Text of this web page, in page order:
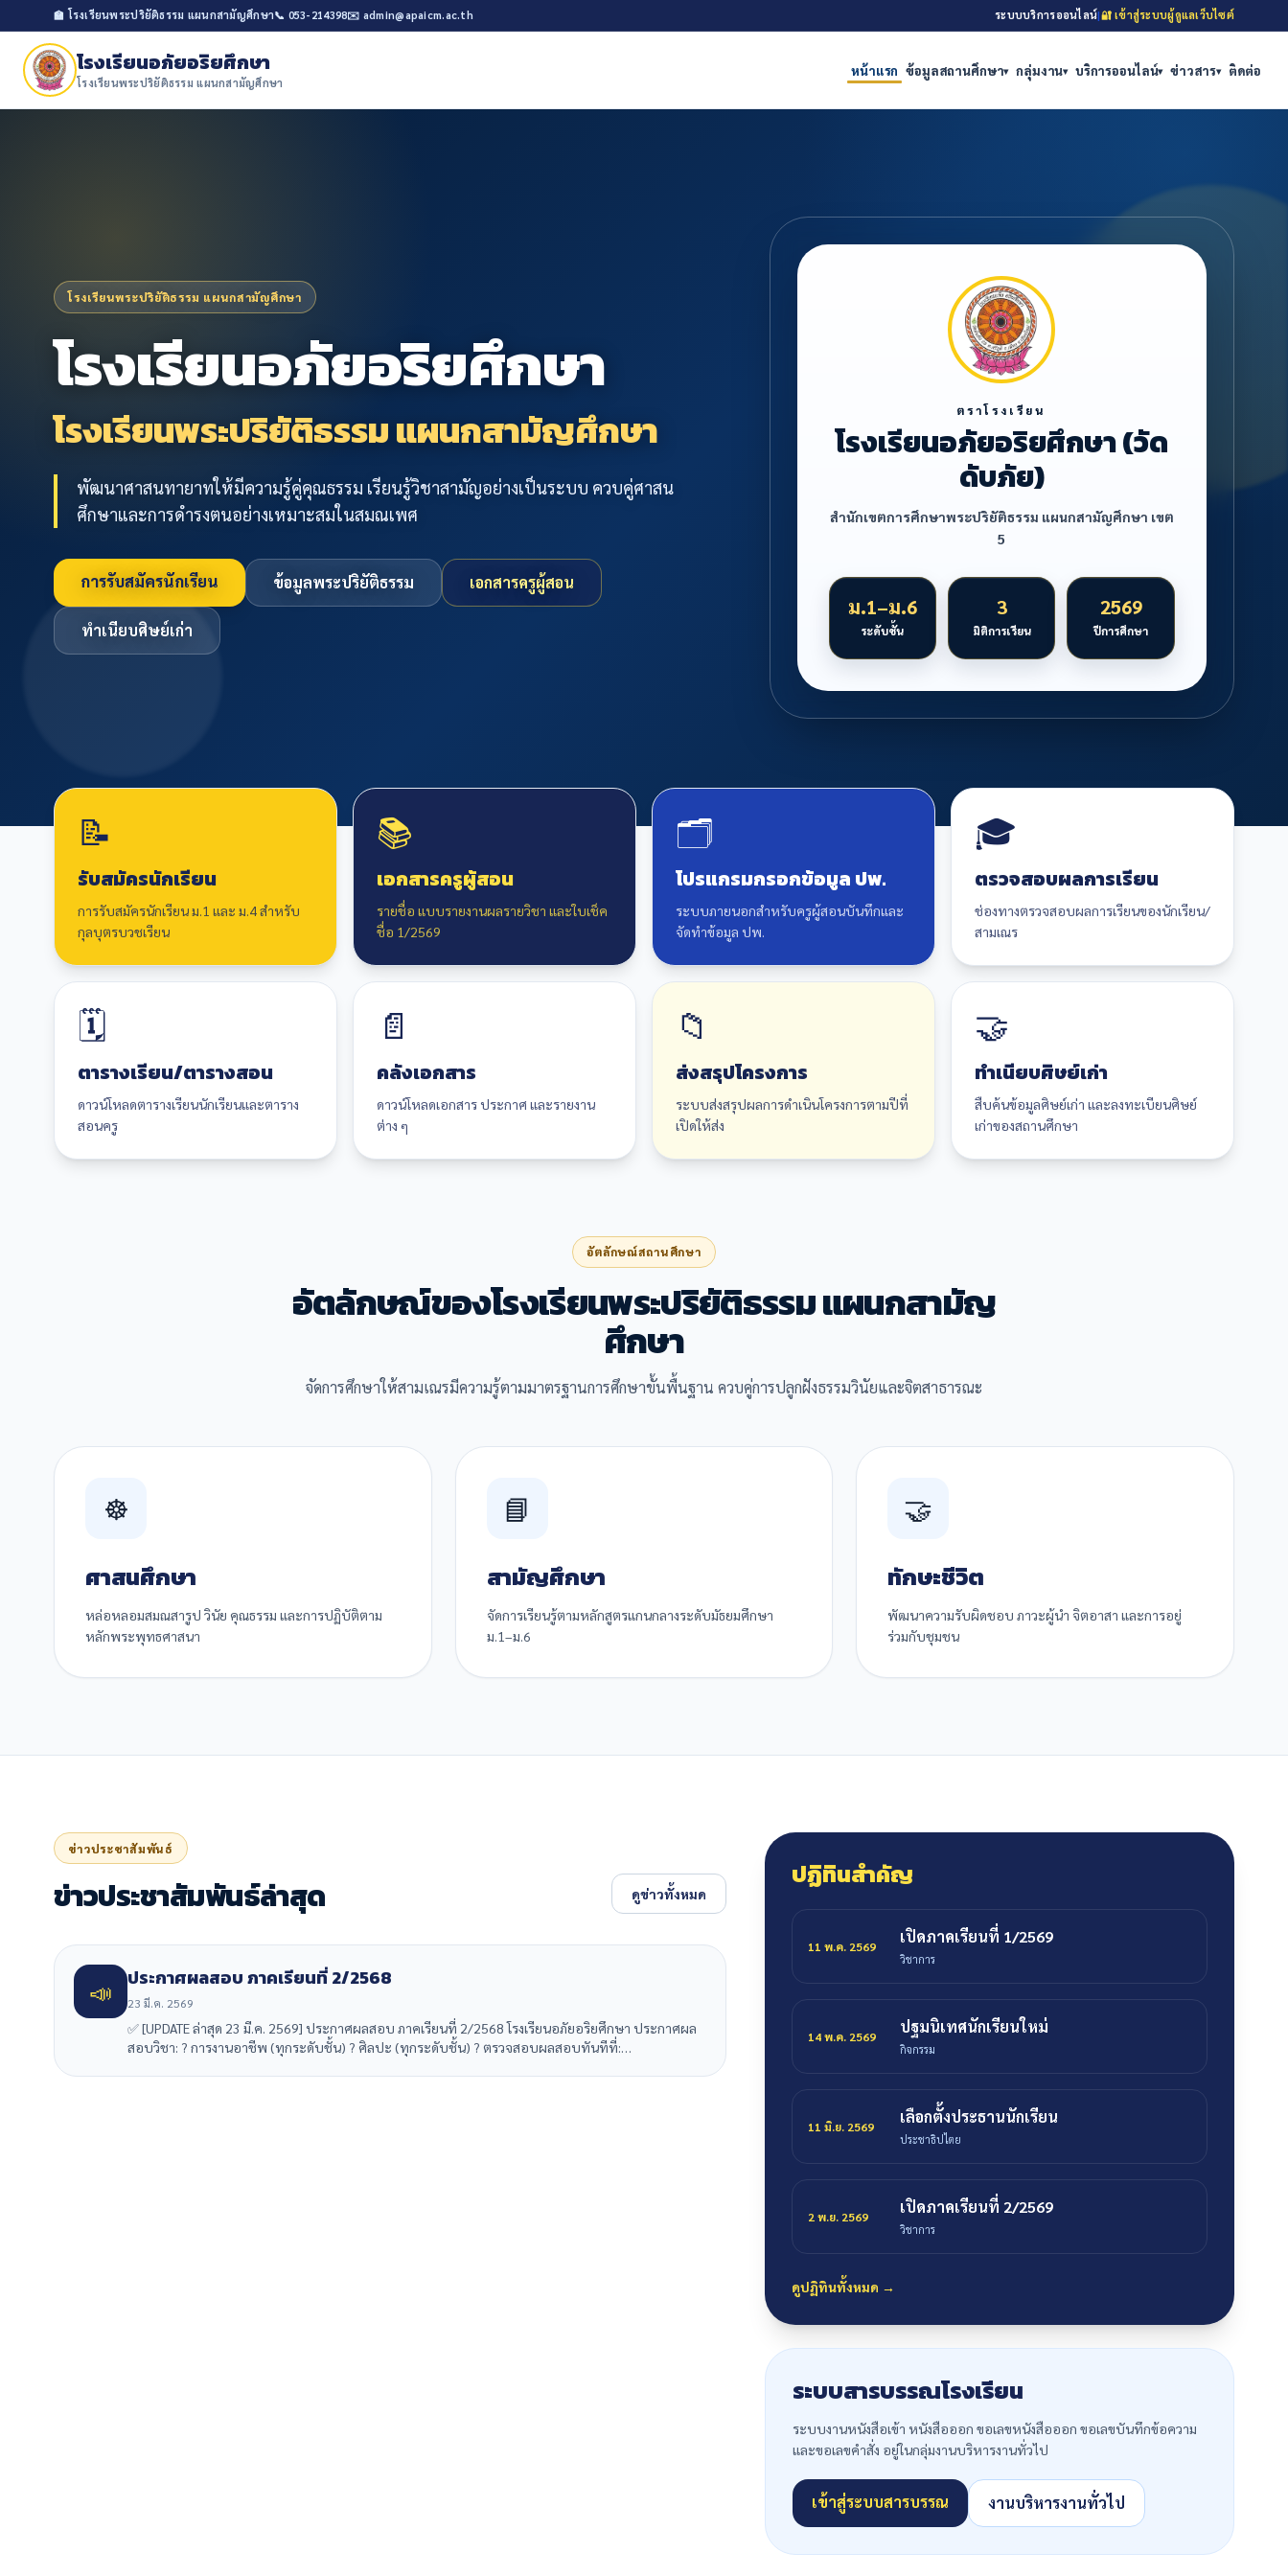
🏫 โรงเรียนพระปริยัติธรรม แผนกสามัญศึกษา📞 053-214398✉️ admin@apaicm.ac.th ระบบบริการออนไลน์|🔐 เข้าสู่ระบบผู้ดูแลเว็บไซต์
โรงเรียนอภัยอริยศึกษา
โรงเรียนพระปริยัติธรรม แผนกสามัญศึกษา
หน้าแรก ข้อมูลสถานศึกษา▾ กลุ่มงาน▾ บริการออนไลน์▾ ข่าวสาร▾ ติดต่อ
โรงเรียนพระปริยัติธรรม แผนกสามัญศึกษา
โรงเรียนอภัยอริยศึกษา
โรงเรียนพระปริยัติธรรม แผนกสามัญศึกษา
พัฒนาศาสนทายาทให้มีความรู้คู่คุณธรรม เรียนรู้วิชาสามัญอย่างเป็นระบบ ควบคู่ศาสน
ศึกษาและการดำรงตนอย่างเหมาะสมในสมณเพศ
การรับสมัครนักเรียน ข้อมูลพระปริยัติธรรม เอกสารครูผู้สอน
ทำเนียบศิษย์เก่า
ตราโรงเรียน
โรงเรียนอภัยอริยศึกษา (วัด
ดับภัย)
สำนักเขตการศึกษาพระปริยัติธรรม แผนกสามัญศึกษา เขต
5
ม.1–ม.6
ระดับชั้น
3
มิติการเรียน
2569
ปีการศึกษา
📝
รับสมัครนักเรียน
การรับสมัครนักเรียน ม.1 และ ม.4 สำหรับ
กุลบุตรบวชเรียน
📚
เอกสารครูผู้สอน
รายชื่อ แบบรายงานผลรายวิชา และใบเช็ค
ชื่อ 1/2569
🗂️
โปรแกรมกรอกข้อมูล ปพ.
ระบบภายนอกสำหรับครูผู้สอนบันทึกและ
จัดทำข้อมูล ปพ.
🎓
ตรวจสอบผลการเรียน
ช่องทางตรวจสอบผลการเรียนของนักเรียน/
สามเณร
🗓️
ตารางเรียน/ตารางสอน
ดาวน์โหลดตารางเรียนนักเรียนและตาราง
สอนครู
📄
คลังเอกสาร
ดาวน์โหลดเอกสาร ประกาศ และรายงาน
ต่าง ๆ
📁
ส่งสรุปโครงการ
ระบบส่งสรุปผลการดำเนินโครงการตามปีที่
เปิดให้ส่ง
🤝
ทำเนียบศิษย์เก่า
สืบค้นข้อมูลศิษย์เก่า และลงทะเบียนศิษย์
เก่าของสถานศึกษา
อัตลักษณ์สถานศึกษา
อัตลักษณ์ของโรงเรียนพระปริยัติธรรม แผนกสามัญ
ศึกษา
จัดการศึกษาให้สามเณรมีความรู้ตามมาตรฐานการศึกษาขั้นพื้นฐาน ควบคู่การปลูกฝังธรรมวินัยและจิตสาธารณะ
☸️
ศาสนศึกษา
หล่อหลอมสมณสารูป วินัย คุณธรรม และการปฏิบัติตาม
หลักพระพุทธศาสนา
📘
สามัญศึกษา
จัดการเรียนรู้ตามหลักสูตรแกนกลางระดับมัธยมศึกษา
ม.1–ม.6
🤝
ทักษะชีวิต
พัฒนาความรับผิดชอบ ภาวะผู้นำ จิตอาสา และการอยู่
ร่วมกับชุมชน
ข่าวประชาสัมพันธ์
ข่าวประชาสัมพันธ์ล่าสุด ดูข่าวทั้งหมด
📣 ประกาศผลสอบ ภาคเรียนที่ 2/2568
23 มี.ค. 2569
✅ [UPDATE ล่าสุด 23 มี.ค. 2569] ประกาศผลสอบ ภาคเรียนที่ 2/2568 โรงเรียนอภัยอริยศึกษา ประกาศผล
สอบวิชา: ?️ การงานอาชีพ (ทุกระดับชั้น) ? ศิลปะ (ทุกระดับชั้น) ? ตรวจสอบผลสอบทันทีที่:
ปฏิทินสำคัญ
11 พ.ค. 2569 เปิดภาคเรียนที่ 1/2569
วิชาการ
14 พ.ค. 2569 ปฐมนิเทศนักเรียนใหม่
กิจกรรม
11 มิ.ย. 2569 เลือกตั้งประธานนักเรียน
ประชาธิปไตย
2 พ.ย. 2569 เปิดภาคเรียนที่ 2/2569
วิชาการ
ดูปฏิทินทั้งหมด →
ระบบสารบรรณโรงเรียน
ระบบงานหนังสือเข้า หนังสือออก ขอเลขหนังสือออก ขอเลขบันทึกข้อความ
และขอเลขคำสั่ง อยู่ในกลุ่มงานบริหารงานทั่วไป
เข้าสู่ระบบสารบรรณ งานบริหารงานทั่วไป